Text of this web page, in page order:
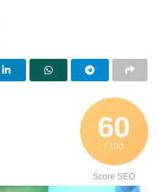
60
/ 100
Score SEO